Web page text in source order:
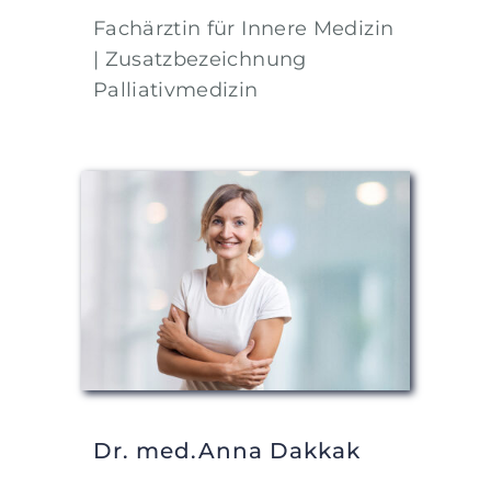
Fachärztin für Innere Medizin
| Zusatzbezeichnung
Palliativmedizin
Dr. med.Anna Dakkak